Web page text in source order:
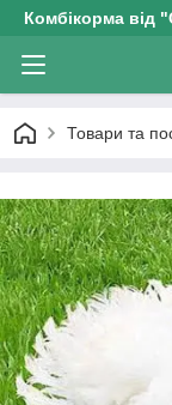
Комбікорма від
Товари та